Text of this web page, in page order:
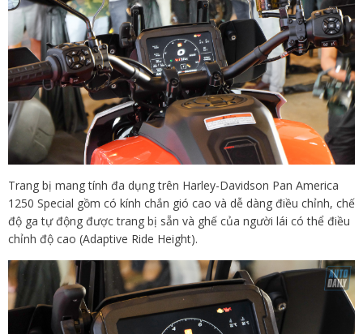
Trang bị mang tính đa dụng trên Harley-Davidson Pan America
1250 Special gồm có kính chắn gió cao và dễ dàng điều chỉnh, chế
độ ga tự động được trang bị sẵn và ghế của người lái có thể điều
chỉnh độ cao (Adaptive Ride Height).